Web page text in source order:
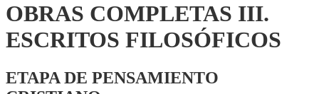
OBRAS COMPLETAS III.
ESCRITOS FILOSÓFICOS
ETAPA DE PENSAMIENTO